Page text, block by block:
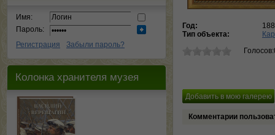
Имя:
Пароль:
Регистрация
Забыли пароль?
Колонка хранителя музея
Год:
Тип объекта:
Комментарии